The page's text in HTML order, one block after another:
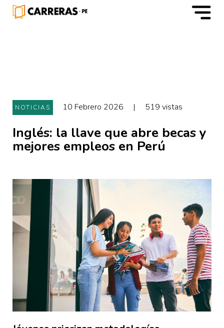
m
NOTICIAS 10 Febrero 2026 | 519 vistas
Inglés: la llave que abre becas y
mejores empleos en Perú